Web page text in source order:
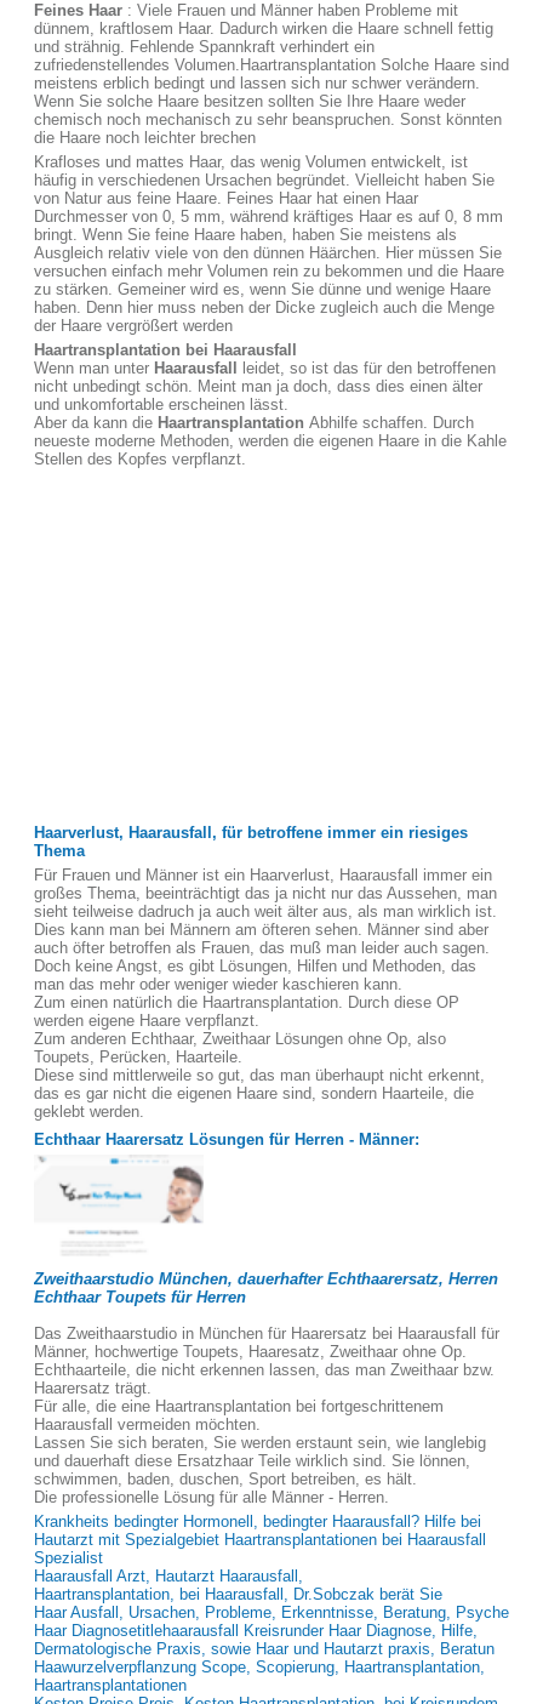
Feines Haar : Viele Frauen und Männer haben Probleme mit
dünnem, kraftlosem Haar. Dadurch wirken die Haare schnell fettig
und strähnig. Fehlende Spannkraft verhindert ein
zufriedenstellendes Volumen.Haartransplantation Solche Haare sind
meistens erblich bedingt und lassen sich nur schwer verändern.
Wenn Sie solche Haare besitzen sollten Sie Ihre Haare weder
chemisch noch mechanisch zu sehr beanspruchen. Sonst könnten
die Haare noch leichter brechen
Krafloses und mattes Haar, das wenig Volumen entwickelt, ist
häufig in verschiedenen Ursachen begründet. Vielleicht haben Sie
von Natur aus feine Haare. Feines Haar hat einen Haar
Durchmesser von 0, 5 mm, während kräftiges Haar es auf 0, 8 mm
bringt. Wenn Sie feine Haare haben, haben Sie meistens als
Ausgleich relativ viele von den dünnen Häärchen. Hier müssen Sie
versuchen einfach mehr Volumen rein zu bekommen und die Haare
zu stärken. Gemeiner wird es, wenn Sie dünne und wenige Haare
haben. Denn hier muss neben der Dicke zugleich auch die Menge
der Haare vergrößert werden
Haartransplantation bei Haarausfall
Wenn man unter Haarausfall
leidet, so ist das für den betroffenen
nicht unbedingt schön. Meint man ja doch, dass dies einen älter
und unkomfortable erscheinen lässt.
Aber da kann die Haartransplantation Abhilfe schaffen. Durch
neueste moderne Methoden, werden die eigenen Haare in die Kahle
Stellen des Kopfes verpflanzt.
Haarverlust, Haarausfall, für betroffene immer ein riesiges
Thema
Für Frauen und Männer ist ein Haarverlust, Haarausfall immer ein
großes Thema, beeinträchtigt das ja nicht nur das Aussehen, man
sieht teilweise dadruch ja auch weit älter aus, als man wirklich ist.
Dies kann man bei Männern am öfteren sehen. Männer sind aber
auch öfter betroffen als Frauen, das muß man leider auch sagen.
Doch keine Angst, es gibt Lösungen, Hilfen und Methoden, das
man das mehr oder weniger wieder kaschieren kann.
Zum einen natürlich die Haartransplantation. Durch diese OP
werden eigene Haare verpflanzt.
Zum anderen Echthaar, Zweithaar Lösungen ohne Op, also
Toupets, Perücken, Haarteile.
Diese sind mittlerweile so gut, das man überhaupt nicht erkennt,
das es gar nicht die eigenen Haare sind, sondern Haarteile, die
geklebt werden.
Echthaar Haarersatz Lösungen für Herren - Männer:
Zweithaarstudio München, dauerhafter Echthaarersatz, Herren
Echthaar Toupets für Herren
Das Zweithaarstudio in München für Haarersatz bei Haarausfall für
Männer, hochwertige Toupets, Haaresatz, Zweithaar ohne Op.
Echthaarteile, die nicht erkennen lassen, das man Zweithaar bzw.
Haarersatz trägt.
Für alle, die eine Haartransplantation bei fortgeschrittenem
Haarausfall vermeiden möchten.
Lassen Sie sich beraten, Sie werden erstaunt sein, wie langlebig
und dauerhaft diese Ersatzhaar Teile wirklich sind. Sie lönnen,
schwimmen, baden, duschen, Sport betreiben, es hält.
Die professionelle Lösung für alle Männer - Herren.
Krankheits bedingter Hormonell, bedingter Haarausfall? Hilfe bei
Hautarzt mit Spezialgebiet Haartransplantationen bei Haarausfall
Spezialist
Haarausfall Arzt, Hautarzt Haarausfall,
Haartransplantation, bei Haarausfall, Dr.Sobczak berät Sie
Haar Ausfall, Ursachen, Probleme, Erkenntnisse, Beratung, Psyche
Haar Diagnosetitlehaarausfall Kreisrunder Haar Diagnose, Hilfe,
Dermatologische Praxis, sowie Haar und Hautarzt praxis, Beratun
Haawurzelverpflanzung Scope, Scopierung, Haartransplantation,
Haartransplantationen